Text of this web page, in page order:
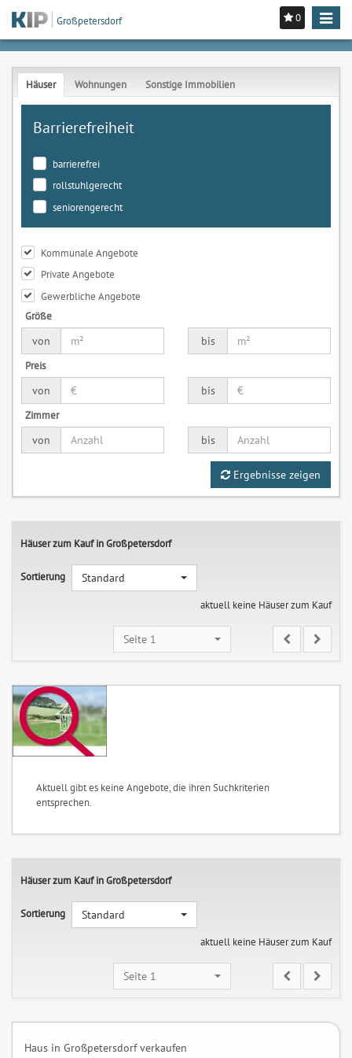
0
Toggle
Großpetersdorf
Häuser Wohnungen Sonstige Immobilien
Barrierefreiheit
barrierefrei
rollstuhlgerecht
seniorengerecht
Kommunale Angebote
Private Angebote
Gewerbliche Angebote
Größe
von
bis
Preis
von
bis
Zimmer
von
bis
Ergebnisse zeigen
Häuser zum Kauf in Großpetersdorf
Sortierung
Standard
aktuell keine Häuser zum Kauf
Seite 1
Aktuell gibt es keine Angebote, die ihren Suchkriterien
entsprechen.
Häuser zum Kauf in Großpetersdorf
Sortierung
Standard
aktuell keine Häuser zum Kauf
Seite 1
Haus in Großpetersdorf verkaufen